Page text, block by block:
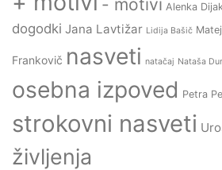
- motivi Alenka Dijak
dogodki Jana Lavtižar Lidija Bašič
Frankovič nasveti natačaj Nataša
osebna izpoved Petra
strokovni nasveti
življenja